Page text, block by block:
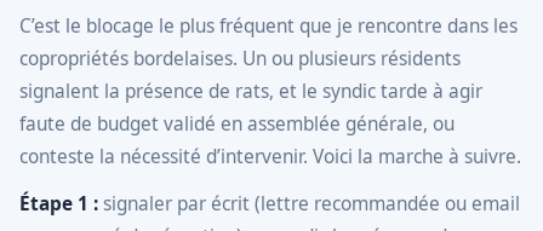
C’est le blocage le plus fréquent que je rencontre dans les
copropriétés bordelaises. Un ou plusieurs résidents
signalent la présence de rats, et le syndic tarde à agir
faute de budget validé en assemblée générale, ou
conteste la nécessité d’intervenir. Voici la marche à suivre.
Étape 1 :signaler par écrit (lettre recommandée ou email